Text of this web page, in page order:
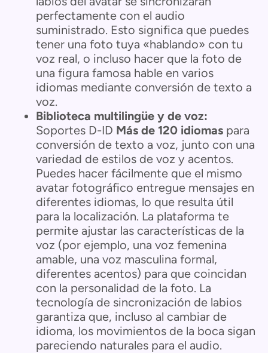
perfectamente con el audio
suministrado. Esto significa que puedes
tener una foto tuya «hablando» con tu
voz real, o incluso hacer que la foto de
una figura famosa hable en varios
idiomas mediante conversión de texto a
voz.
Biblioteca multilingüe y de voz:
Soportes D-ID Más de 120 idiomas para
conversión de texto a voz, junto con una
variedad de estilos de voz y acentos.
Puedes hacer fácilmente que el mismo
avatar fotográfico entregue mensajes en
diferentes idiomas, lo que resulta útil
para la localización. La plataforma te
permite ajustar las características de la
voz (por ejemplo, una voz femenina
amable, una voz masculina formal,
diferentes acentos) para que coincidan
con la personalidad de la foto. La
tecnología de sincronización de labios
garantiza que, incluso al cambiar de
idioma, los movimientos de la boca sigan
pareciendo naturales para el audio.